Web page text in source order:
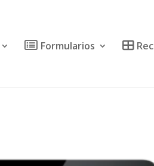
Formularios